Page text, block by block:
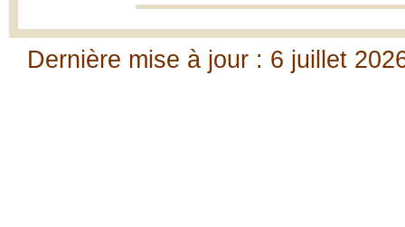
Dernière mise à jour : 6 juillet